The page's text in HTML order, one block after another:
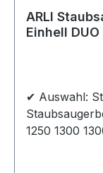
ARLI
Einhell
✔ Auswahl:
1250 1300